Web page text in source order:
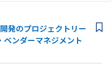
発のプロジェクトリー
ンダーマネジメント